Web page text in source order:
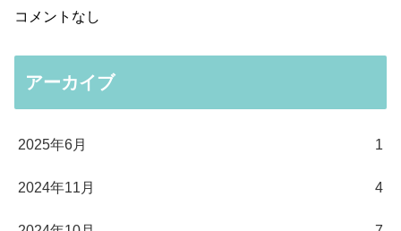
コメントなし
アーカイブ
2025年6月 1
2024年11月 4